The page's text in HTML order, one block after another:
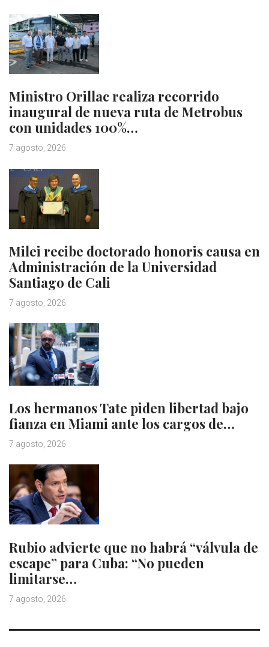
Ministro Orillac realiza recorrido
inaugural de nueva ruta de Metrobus
con unidades 100%…
7 agosto, 2026
Milei recibe doctorado honoris causa en
Administración de la Universidad
Santiago de Cali
7 agosto, 2026
Los hermanos Tate piden libertad bajo
fianza en Miami ante los cargos de…
7 agosto, 2026
Rubio advierte que no habrá “válvula de
escape” para Cuba: “No pueden
limitarse…
7 agosto, 2026